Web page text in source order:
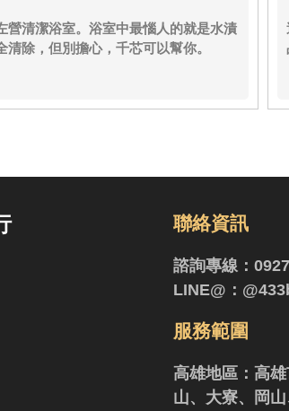
營清潔浴室。浴室中最惱人的就是水漬
清除，但別擔心，千芯可以幫你。
聯絡資訊
諮詢專線：
LINE@：
服務範圍
高雄地區：高
山、大寮、岡